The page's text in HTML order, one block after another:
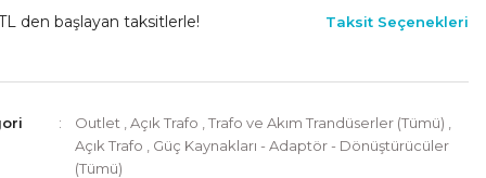
den başlayan taksitlerle! Taksit Seçenekleri
Outlet ,Açık Trafo ,Trafo ve Akım Trandüserler (Tümü)
Açık Trafo
Güç Kaynakları - Adaptör - Dönüştürücüler
(Tümü)